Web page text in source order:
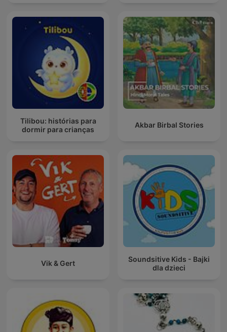
Tilibou: histórias para
dormir para crianças
Akbar Birbal Stories
Vik & Gert
Soundsitive Kids - Bajki
dla dzieci